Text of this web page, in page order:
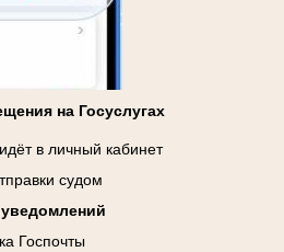
на Госуслугах
в личный кабинет
судом
Госпочты